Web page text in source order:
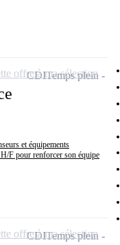
et équipements
H/F pour renforcer son équipe
CDITemps plein
offre à ma sélection
CDITemps plein
offre à ma sélection